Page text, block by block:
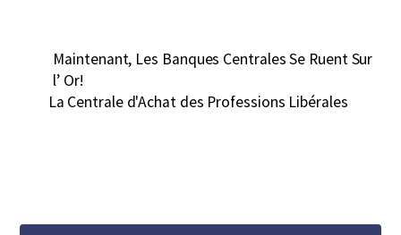
Maintenant, Les Banques Centrales Se Ruent Sur
l’ Or!
La Centrale d'Achat des Professions Libérales